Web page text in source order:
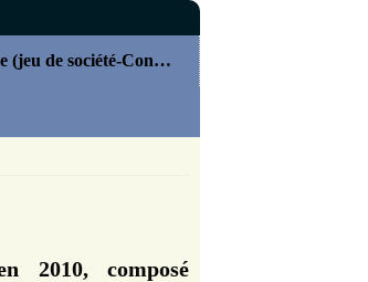
On joue (jeu de société-Concours)
2010, composé